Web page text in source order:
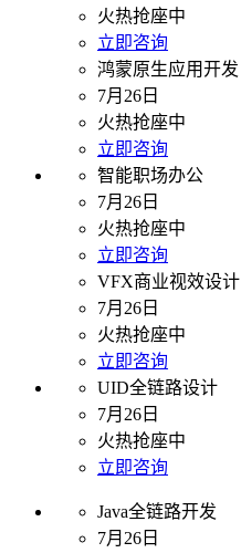
火热抢座中
立即咨询
鸿蒙原生应用开发
7月26日
火热抢座中
立即咨询
智能职场办公
7月26日
火热抢座中
立即咨询
VFX商业视效设计
7月26日
火热抢座中
立即咨询
UID全链路设计
7月26日
火热抢座中
立即咨询
Java全链路开发
7月26日